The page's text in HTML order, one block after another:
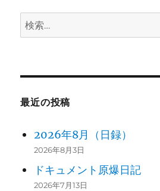
ン
検
索:
最近の投稿
2026年8月（日録）
2026年8月3日
ドキュメント原爆日記
2026年7月13日